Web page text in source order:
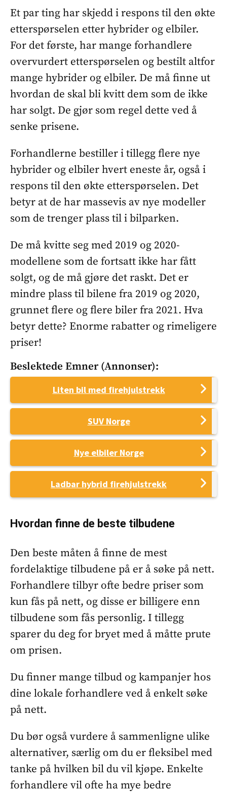
Et par ting har skjedd i respons til den økte
etterspørselen etter hybrider og elbiler.
For det første, har mange forhandlere
overvurdert etterspørselen og bestilt altfor
mange hybrider og elbiler. De må finne ut
hvordan de skal bli kvitt dem som de ikke
har solgt. De gjør som regel dette ved å
senke prisene.
Forhandlerne bestiller i tillegg flere nye
hybrider og elbiler hvert eneste år, også i
respons til den økte etterspørselen. Det
betyr at de har massevis av nye modeller
som de trenger plass til i bilparken.
De må kvitte seg med 2019 og 2020-
modellene som de fortsatt ikke har fått
solgt, og de må gjøre det raskt. Det er
mindre plass til bilene fra 2019 og 2020,
grunnet flere og flere biler fra 2021. Hva
betyr dette? Enorme rabatter og rimeligere
priser!
Beslektede Emner (annonser):
Liten bil med firehjulstrekk
SUV Norge
Nye elbiler Norge
Ladbar hybrid firehjulstrekk
Hvordan finne de beste tilbudene
Den beste måten å finne de mest
fordelaktige tilbudene på er å søke på nett.
Forhandlere tilbyr ofte bedre priser som
kun fås på nett, og disse er billigere enn
tilbudene som fås personlig. I tillegg
sparer du deg for bryet med å måtte prute
om prisen.
Du finner mange tilbud og kampanjer hos
dine lokale forhandlere ved å enkelt søke
på nett.
Du bør også vurdere å sammenligne ulike
alternativer, særlig om du er fleksibel med
tanke på hvilken bil du vil kjøpe. Enkelte
forhandlere vil ofte ha mye bedre